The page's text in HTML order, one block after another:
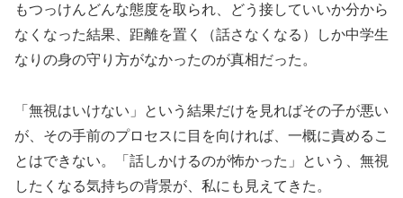
もつっけんどんな態度を取られ、どう接していいか分から
なくなった結果、距離を置く（話さなくなる）しか中学生
なりの身の守り方がなかったのが真相だった。
「無視はいけない」という結果だけを見ればその子が悪い
が、その手前のプロセスに目を向ければ、一概に責めるこ
とはできない。「話しかけるのが怖かった」という、無視
したくなる気持ちの背景が、私にも見えてきた。